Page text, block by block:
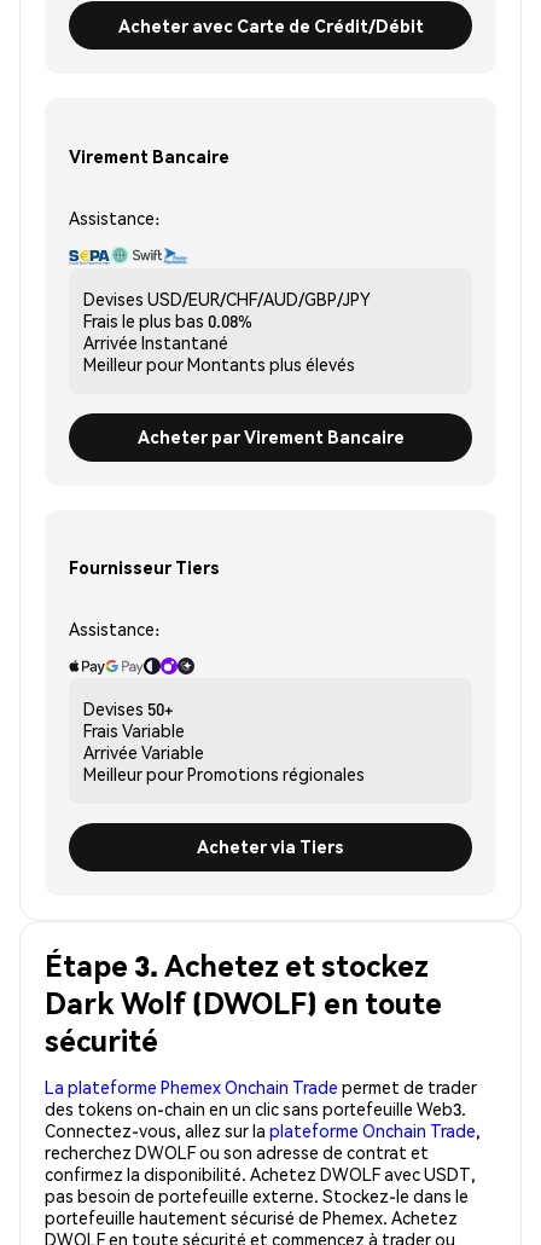
Acheter avec Carte de Crédit/Débit
Virement Bancaire
Assistance:
Devises USD/EUR/CHF/AUD/GBP/JPY
Frais le plus bas 0.08%
Arrivée Instantané
Meilleur pourMontants plus élevés
Acheter par Virement Bancaire
Fournisseur Tiers
Assistance:
Devises 50+
Frais Variable
Arrivée Variable
Meilleur pourPromotions régionales
Acheter via Tiers
Étape 3. Achetez et stockez
Dark Wolf (DWOLF) en toute
sécurité
La plateforme Phemex Onchain Trade permet de trader
des tokens on-chain en un clic sans portefeuille Web3.
Connectez-vous, allez sur la plateforme Onchain Trade,
recherchez DWOLF ou son adresse de contrat et
confirmez la disponibilité. Achetez DWOLF avec USDT,
pas besoin de portefeuille externe. Stockez-le dans le
portefeuille hautement sécurisé de Phemex. Achetez
DWOLF en toute sécurité et commencez à trader ou